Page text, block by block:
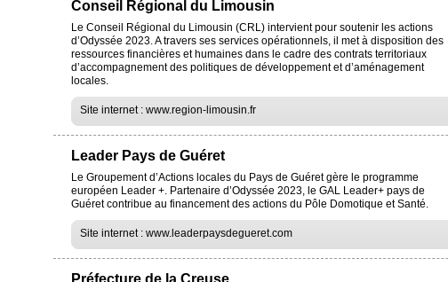
Conseil Régional du Limousin
Le Conseil Régional du Limousin (CRL) intervient pour soutenir les actions
d’Odyssée 2023. A travers ses services opérationnels, il met à disposition des
ressources financières et humaines dans le cadre des contrats territoriaux
d’accompagnement des politiques de développement et d’aménagement
locales.
Site internet : www.region-limousin.fr
Leader Pays de Guéret
Le Groupement d’Actions locales du Pays de Guéret gère le programme
européen Leader +. Partenaire d’Odyssée 2023, le GAL Leader+ pays de
Guéret contribue au financement des actions du Pôle Domotique et Santé.
Site internet : www.leaderpaysdegueret.com
Préfecture de la Creuse